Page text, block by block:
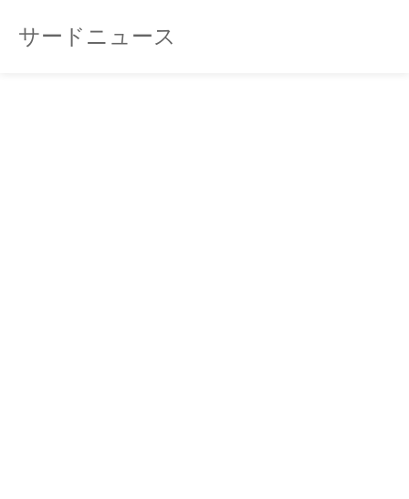
サードニュース